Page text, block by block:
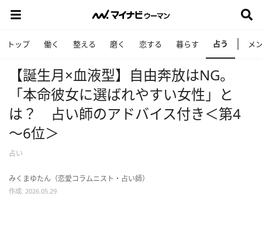
トップ 働く 整える 磨く 恋する 暮らす 占う メ
【誕生月×血液型】自由奔放はNG。
「本命彼女に選ばれやすい女性」と
は？ 占い師のアドバイス付き＜第4
～6位＞
占い
みくまゆたん（恋愛コラムニスト・占い師）
作成: 2026.05.29